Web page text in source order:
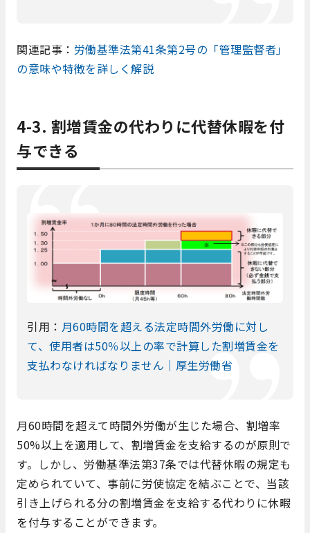
関連記事： 労働基準法第41条第2号の「管理監督者」
の意味や特徴を詳しく解説
4-3. 割増賃金の代わりに代替休暇を付
与できる
引用： 月60時間を超える法定時間外労働に対し
て、使用者は50％以上の率で計算した割増賃金を
支払わなければなりません｜厚生労働省
月60時間を超えて時間外労働が生じた場合、割増率
50%以上を適用して、割増賃金を支給するのが原則で
す。しかし、労働基準法第37条では代替休暇の規定も
定められていて、事前に労使協定を結ぶことで、当該
引き上げられる分の割増賃金を支給する代わりに休暇
を付与することができます。